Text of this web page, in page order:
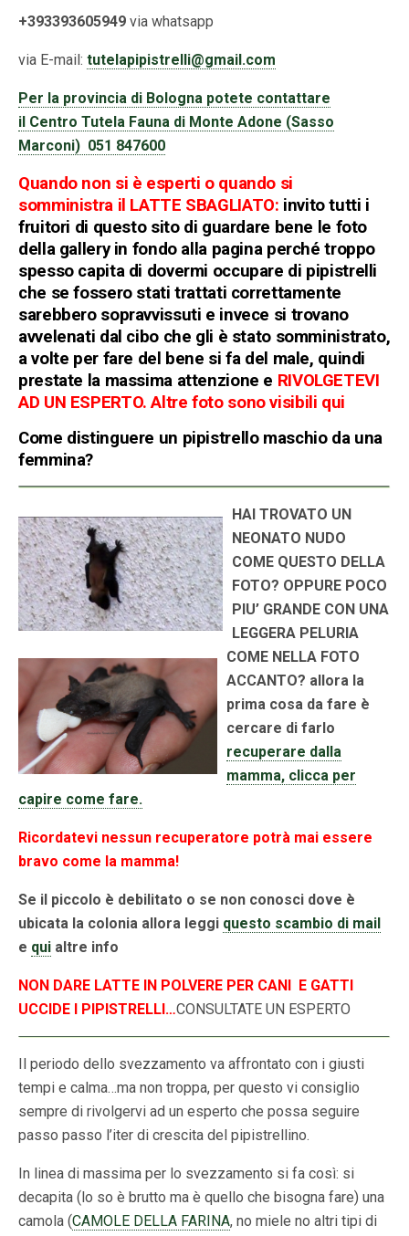
+393393605949 via whatsapp
via E-mail: tutelapipistrelli@gmail.com
Per la provincia di Bologna potete contattare
il Centro Tutela Fauna di Monte Adone (Sasso
Marconi) 051 847600
Quando non si è esperti o quando si
somministra il LATTE SBAGLIATO: invito tutti i
fruitori di questo sito di guardare bene le foto
della gallery in fondo alla pagina perché troppo
spesso capita di dovermi occupare di pipistrelli
che se fossero stati trattati correttamente
sarebbero sopravvissuti e invece si trovano
avvelenati dal cibo che gli è stato somministrato,
a volte per fare del bene si fa del male, quindi
prestate la massima attenzione e RIVOLGETEVI
AD UN ESPERTO. Altre foto sono visibili qui
Come distinguere un pipistrello maschio da una
femmina?
HAI TROVATO UN
NEONATO NUDO
COME QUESTO DELLA
FOTO? OPPURE POCO
PIU’ GRANDE CON UNA
LEGGERA PELURIA
COME NELLA FOTO
ACCANTO? allora la
prima cosa da fare è
cercare di farlo
recuperare dalla
mamma, clicca per
capire come fare.
Ricordatevi nessun recuperatore potrà mai essere
bravo come la mamma!
Se il piccolo è debilitato o se non conosci dove è
ubicata la colonia allora leggi questo scambio di mail
e qui altre info
NON DARE LATTE IN POLVERE PER CANI E GATTI
UCCIDE I PIPISTRELLI…CONSULTATE UN ESPERTO
Il periodo dello svezzamento va affrontato con i giusti
tempi e calma…ma non troppa, per questo vi consiglio
sempre di rivolgervi ad un esperto che possa seguire
passo passo l’iter di crescita del pipistrellino.
In linea di massima per lo svezzamento si fa così: si
decapita (lo so è brutto ma è quello che bisogna fare) una
camola (CAMOLE DELLA FARINA, no miele no altri tipi di